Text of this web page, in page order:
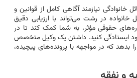
نیازمند آگاهی کامل از قوانین و
در رشت می‌تواند با ارزیابی دقیق
حقوقی مؤثر، به شما کمک کند تا در
ایستادگی کنید. داشتن یک وکیل متخصص
بدهد که در مواجهه با پرونده‌های پیچیده،